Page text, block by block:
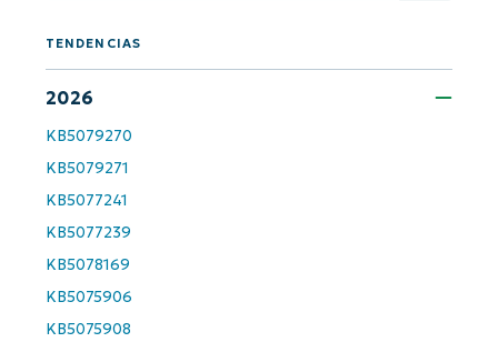
TENDENCIAS
2026
KB5079270
KB5079271
KB5077241
KB5077239
KB5078169
KB5075906
KB5075908
¡Empiece con los análisis de KB
First
and
last
name*
Business
email*